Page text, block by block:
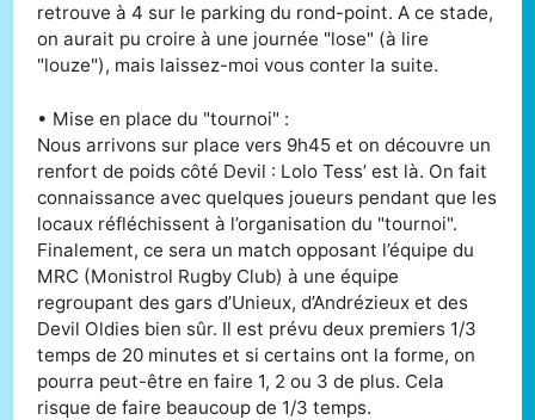
retrouve à 4 sur le parking du rond-point. A ce stade,
on aurait pu croire à une journée "lose" (à lire
"louze"), mais laissez-moi vous conter la suite.
• Mise en place du "tournoi" :
Nous arrivons sur place vers 9h45 et on découvre un
renfort de poids côté Devil : Lolo Tess’ est là. On fait
connaissance avec quelques joueurs pendant que les
locaux réfléchissent à l’organisation du "tournoi".
Finalement, ce sera un match opposant l’équipe du
MRC (Monistrol Rugby Club) à une équipe
regroupant des gars d’Unieux, d’Andrézieux et des
Devil Oldies bien sûr. Il est prévu deux premiers 1/3
temps de 20 minutes et si certains ont la forme, on
pourra peut-être en faire 1, 2 ou 3 de plus. Cela
risque de faire beaucoup de 1/3 temps.